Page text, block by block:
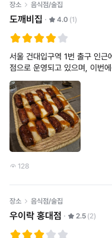
장소 음식점/술집
도깨비집 4.0 (1)
서울 건대입구역 1번 출구 인근에 위
점으로 운영되고 있으며, 이번에는 1호점
종류가 다양하고 가격대도 비교
에 괜찮았습니다
128
장소 음식점/술집
우이락 홍대점 2.5 (2)